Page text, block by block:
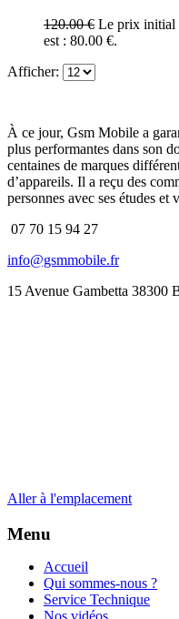
120.00€ Le prix initial
est : 80.00 €.
Afficher:
À ce jour, Gsm Mobile a
plus performantes dans son
centaines de marques
d’appareils. Il a reçu des
personnes avec ses études et
07 70 15 94 27
info@gsmmobile.fr
15 Avenue Gambetta 38300
Aller à l'emplacement
Menu
Accueil
Qui sommes-nous ?
Service Technique
Nos vidéos